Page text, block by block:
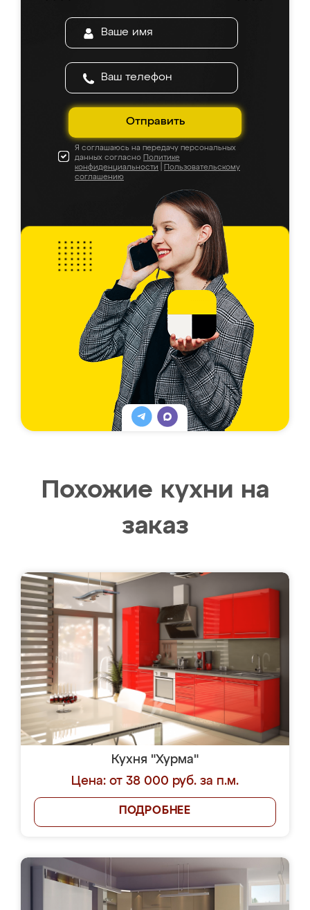
Отправить
Я соглашаюсь на передачу персональных
данных согласно Политике
конфиденциальности
Пользовательскому
соглашению
Похожие кухни на
заказ
Кухня "Хурма"
Цена: от 38 000 руб. за п.м.
ПОДРОБНЕЕ